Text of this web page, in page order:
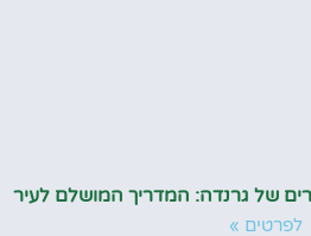
של גרנדה: המדריך המושלם לעיר
לפרטים »